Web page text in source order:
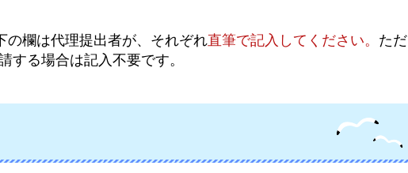
の欄は代理提出者が、それぞれ直筆で記入してください。 ただ
する場合は記入不要です。